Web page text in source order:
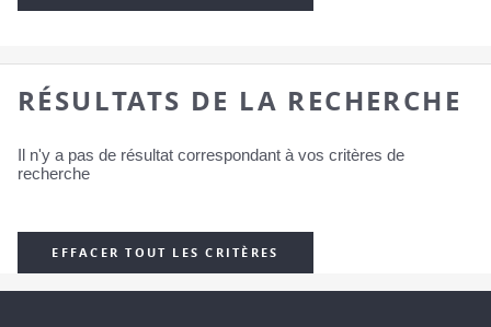
RÉSULTATS DE LA RECHERCHE
Il n'y a pas de résultat correspondant à vos critères de
recherche
EFFACER TOUT LES CRITÈRES